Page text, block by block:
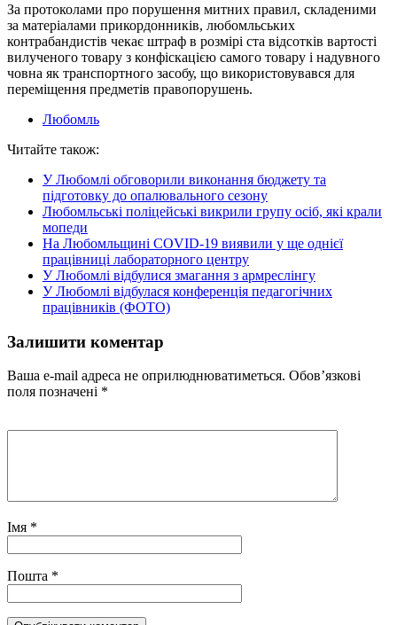
За протоколами про порушення митних правил, складеними
за матеріалами прикордонників, любомльських
контрабандистів чекає штраф в розмірі ста відсотків вартості
вилученого товару з конфіскацією самого товару і надувного
човна як транспортного засобу, що використовувався для
переміщення предметів правопорушень.
Любомль
Читайте також:
У Любомлі обговорили виконання бюджету та
підготовку до опалювального сезону
Любомльські поліцейські викрили групу осіб, які крали
мопеди
На Любомльщині COVID-19 виявили у ще однієї
працівниці лабораторного центру
У Любомлі відбулися змагання з армреслінгу
У Любомлі відбулася конференція педагогічних
працівників (ФОТО)
Залишити коментар
Ваша e-mail адреса не оприлюднюватиметься. Обов’язкові
поля позначені *
Імя *
Пошта *